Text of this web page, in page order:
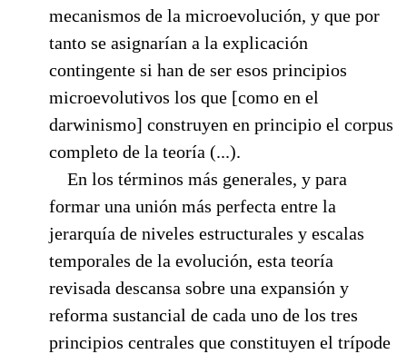
mecanismos de la microevolución, y que por
tanto se asignarían a la explicación
contingente si han de ser esos principios
microevolutivos los que [como en el
darwinismo] construyen en principio el corpus
completo de la teoría (...).
En los términos más generales, y para
formar una unión más perfecta entre la
jerarquía de niveles estructurales y escalas
temporales de la evolución, esta teoría
revisada descansa sobre una expansión y
reforma sustancial de cada uno de los tres
principios centrales que constituyen el trípode